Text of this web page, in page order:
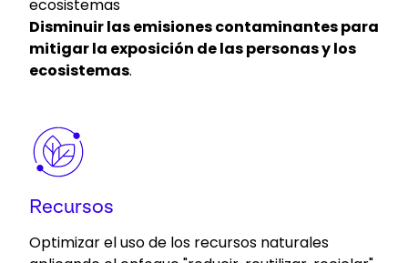
ecosistemas
Disminuir las emisiones contaminantes para
mitigar la exposición de las personas y los
ecosistemas.
Keepeek
Recursos
Optimizar el uso de los recursos naturales